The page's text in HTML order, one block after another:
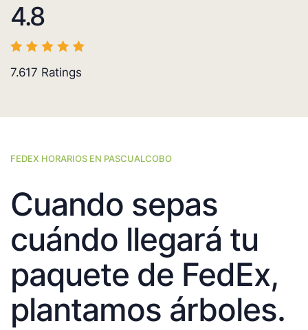
4.8
7.617 Ratings
FEDEX HORARIOS EN PASCUALCOBO
Cuando sepas
cuándo llegará tu
paquete de FedEx,
plantamos árboles.